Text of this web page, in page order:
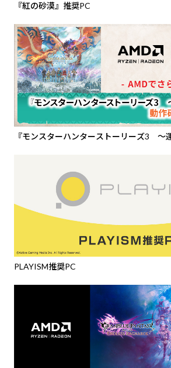
『紅の砂漠』推奨PC
『モンスターハンターストーリーズ3 ～
PLAYISM推奨PC